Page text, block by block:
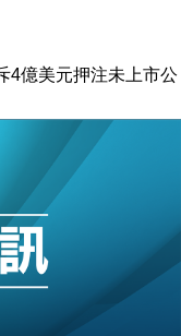
4億美元押注未上市公
慧倉儲市場 加快海外
斥21億翻新香港及
動前 男子攜槍彈被捕
擴張放慢兼縮減人